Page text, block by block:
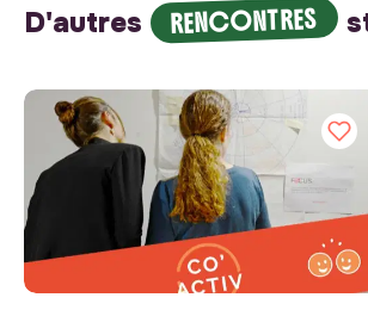
D'autres RENCONTRES